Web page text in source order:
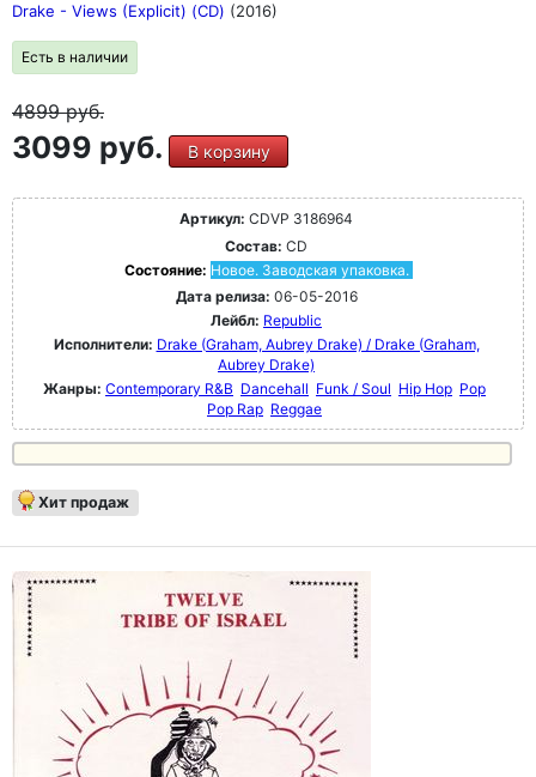
Drake - Views (Explicit) (CD) (2016)
Есть в наличии
4899руб.
3099 руб. В корзину
Артикул: CDVP 3186964
Состав: CD
Состояние: Новое. Заводская упаковка.
Дата релиза: 06-05-2016
Лейбл: Republic
Исполнители: Drake (Graham, Aubrey Drake) / Drake (Graham,
Aubrey Drake)
Жанры: Contemporary R&B Dancehall Funk / Soul Hip Hop Pop
Pop Rap Reggae
Хит продаж